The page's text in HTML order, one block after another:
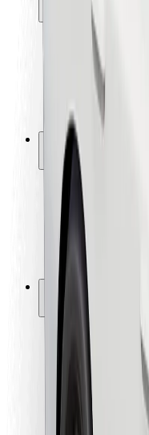
Fahrgast-
Fahrer-
E-Scooter-
Sicherheitslabor
Städte
Standorte
Lösungen für
Flughäfen
Bolt
Support
Für
Für Fahrer:innen
Für Kuriere
Bolt Food